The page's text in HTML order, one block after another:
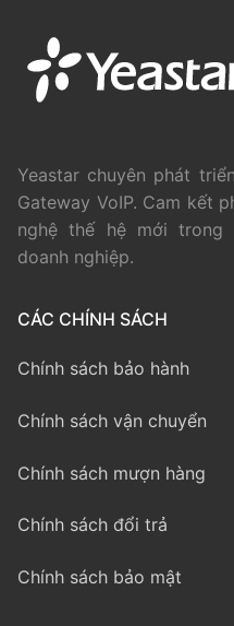
Yeastar chuyên phát
Gateway VoIP. Cam kết
nghệ thế hệ mới
doanh nghiệp.
CÁC CHÍNH SÁCH
Chính sách bảo hành
Chính sách vận chuyển
Chính sách mượn hàng
Chính sách đổi trả
Chính sách bảo mật